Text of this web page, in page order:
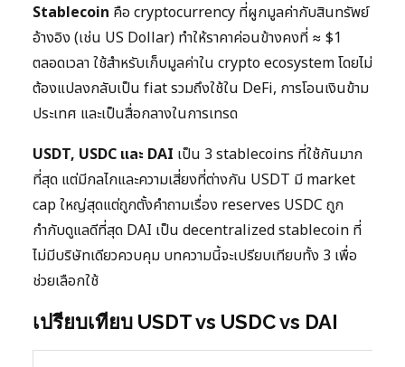
Stablecoin คือ cryptocurrency ที่ผูกมูลค่ากับสินทรัพย์
อ้างอิง (เช่น US Dollar) ทำให้ราคาค่อนข้างคงที่ ≈ $1
ตลอดเวลา ใช้สำหรับเก็บมูลค่าใน crypto ecosystem โดยไม่
ต้องแปลงกลับเป็น fiat รวมถึงใช้ใน DeFi, การโอนเงินข้าม
ประเทศ และเป็นสื่อกลางในการเทรด
USDT, USDC และ DAI เป็น 3 stablecoins ที่ใช้กันมาก
ที่สุด แต่มีกลไกและความเสี่ยงที่ต่างกัน USDT มี market
cap ใหญ่สุดแต่ถูกตั้งคำถามเรื่อง reserves USDC ถูก
กำกับดูแลดีที่สุด DAI เป็น decentralized stablecoin ที่
ไม่มีบริษัทเดียวควบคุม บทความนี้จะเปรียบเทียบทั้ง 3 เพื่อ
ช่วยเลือกใช้
เปรียบเทียบ USDT vs USDC vs DAI